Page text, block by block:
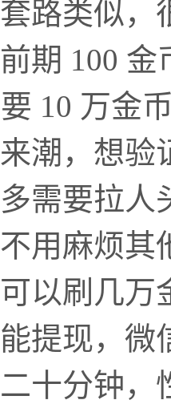
路类似，
期 100
10 万金
潮，想
需要拉
用麻烦其
以刷几
提现，微
十分钟